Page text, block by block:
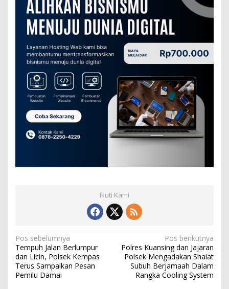
Ikuti Kami
N
a
v
Pos sebelumnya
Tempuh Jalan Berlumpur
dan Licin, Polsek Kempas
Terus Sampaikan Pesan
Pemilu Damai
Pos berikutnya
Polres Kuansing dan Jajaran
Polsek Mengadakan Shalat
Subuh Berjamaah Dalam
Rangka Cooling System